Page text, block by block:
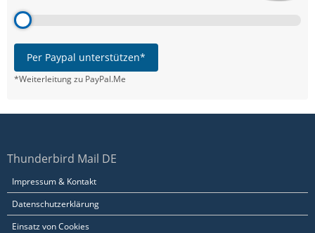
Per Paypal unterstützen*
*Weiterleitung zu PayPal.Me
Thunderbird Mail DE
Impressum & Kontakt
Datenschutzerklärung
Einsatz von Cookies